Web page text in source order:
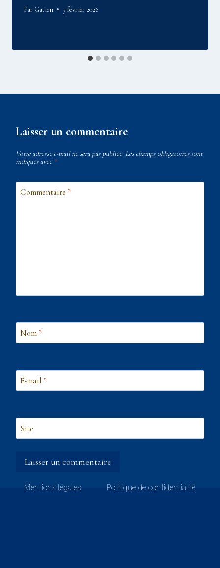
Par Gatien 7 février 2026
Laisser un commentaire
Votre adresse e-mail ne sera pas publiée. Les champs obligatoires sont
indiqués avec *
Commentaire *
Nom *
E-mail *
Site
Mentions légales Politique de confidentialité